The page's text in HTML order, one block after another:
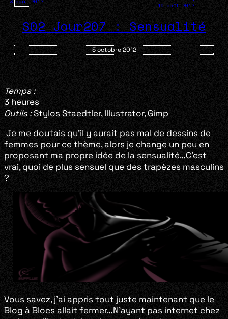
10 août 2012
S02 Jour207 : Sensualité
5 octobre 2012
Temps :
3 heures
Outils :Stylos Staedtler, Illustrator, Gimp
Je me doutais qu’il y aurait pas mal de dessins de
femmes pour ce thème, alors je change un peu en
proposant ma propre idée de la sensualité…C’est
vrai, quoi de plus sensuel que des trapèzes masculins
?
Vous savez, j’ai appris tout juste maintenant que le
Blog à Blocs allait fermer…N’ayant pas internet chez